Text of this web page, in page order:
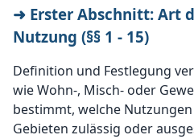
➜ Erster Abschnitt: Art
Nutzung (§§ 1 - 15)
Definition und Festlegung
wie Wohn-, Misch- oder
bestimmt, welche
Gebieten zulässig oder